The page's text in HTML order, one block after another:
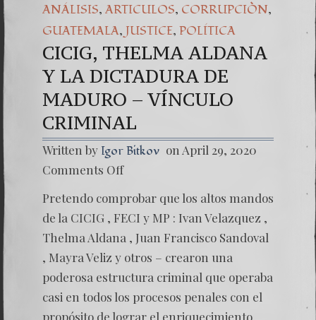
ANÁLISIS, ARTICULOS, CORRUPCIÒN,
GUATEMALA, JUSTICE, POLÍTICA
CICIG, THELMA ALDANA
Y LA DICTADURA DE
MADURO – VÍNCULO
CRIMINAL
Written by Igor Bitkov on April 29, 2020
Comments Off
Pretendo comprobar que los altos mandos
de la CICIG , FECI y MP : Ivan Velazquez ,
Thelma Aldana , Juan Francisco Sandoval
, Mayra Veliz y otros – crearon una
poderosa estructura criminal que operaba
casi en todos los procesos penales con el
propósito de lograr el enriquecimiento